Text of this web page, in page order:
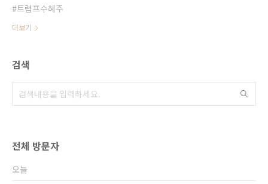
트럼프수혜주
더보기
검색
전체 방문자
오늘